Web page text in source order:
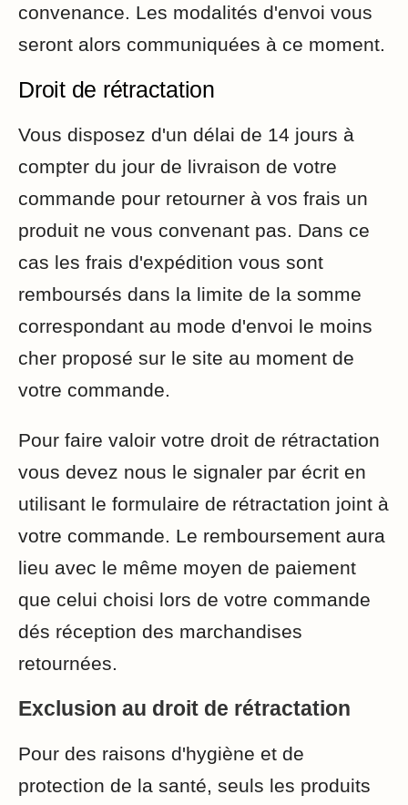
convenance. Les modalités d'envoi vous
seront alors communiquées à ce moment.
Droit de rétractation
Vous disposez d'un délai de 14 jours à
compter du jour de livraison de votre
commande pour retourner à vos frais un
produit ne vous convenant pas. Dans ce
cas les frais d'expédition vous sont
remboursés dans la limite de la somme
correspondant au mode d'envoi le moins
cher proposé sur le site au moment de
votre commande.
Pour faire valoir votre droit de rétractation
vous devez nous le signaler par écrit en
utilisant le formulaire de rétractation joint à
votre commande. Le remboursement aura
lieu avec le même moyen de paiement
que celui choisi lors de votre commande
dés réception des marchandises
retournées.
Exclusion au droit de rétractation
Pour des raisons d'hygiène et de
protection de la santé, seuls les produits